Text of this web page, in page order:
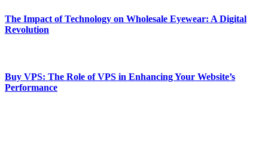
The Impact of Technology on Wholesale Eyewear: A Digital
Revolution
Buy VPS: The Role of VPS in Enhancing Your Website’s
Performance